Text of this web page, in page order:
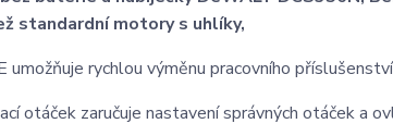
standardní motory s uhlíky,
rychlou výměnu pracovního
otáček zaručuje nastavení správných otáček a